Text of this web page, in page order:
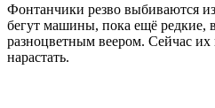
Фонтанчики резво выбиваются
бегут машины, пока ещё редкие,
разноцветным веером. Сейчас их
нарастать.